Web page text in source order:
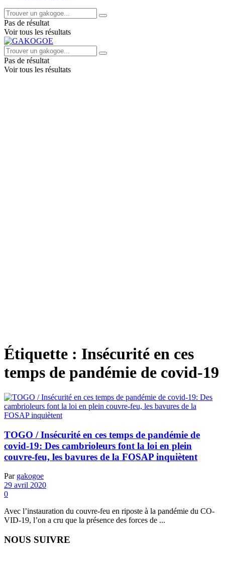
Pas de résultat
Voir tous les résultats
Pas de résultat
Voir tous les résultats
Étiquette : Insécurité en ces
temps de pandémie de covid-19
TOGO / Insécurité en ces temps de pandémie de
covid-19: Des cambrioleurs font la loi en plein
couvre-feu, les bavures de la FOSAP inquiètent
Par gakogoe
29 avril 2020
0
Avec l’instauration du couvre-feu en riposte à la pandémie du CO-
VID-19, l’on a cru que la présence des forces de ...
NOUS SUIVRE